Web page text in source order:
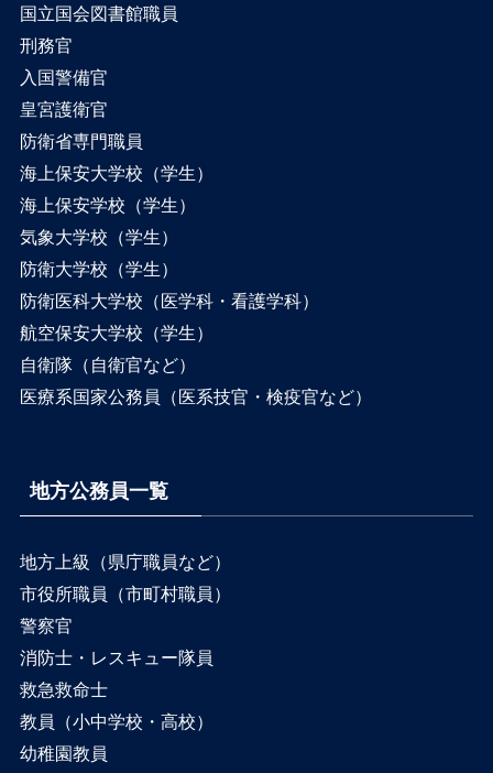
国立国会図書館職員
刑務官
入国警備官
皇宮護衛官
防衛省専門職員
海上保安大学校（学生）
海上保安学校（学生）
気象大学校（学生）
防衛大学校（学生）
防衛医科大学校（医学科・看護学科）
航空保安大学校（学生）
自衛隊（自衛官など）
医療系国家公務員（医系技官・検疫官など）
地方公務員一覧
地方上級（県庁職員など）
市役所職員（市町村職員）
警察官
消防士・レスキュー隊員
救急救命士
教員（小中学校・高校）
幼稚園教員